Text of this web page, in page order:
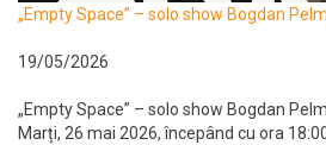
„Empty Space” – solo show Bogdan
19/05/2026
„Empty Space” – solo show Bogdan
Marți, 26 mai 2026, începând cu ora